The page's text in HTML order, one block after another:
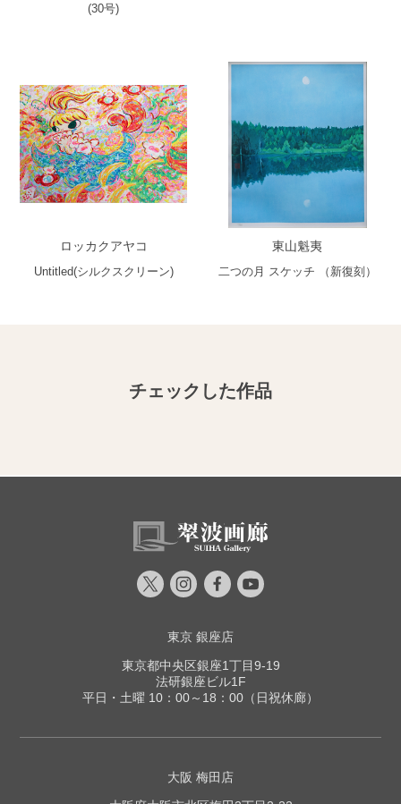
(30号)
ロッカクアヤコ
Untitled(シルクスクリーン)
東山魁夷
二つの月 スケッチ （新復刻）
チェックした作品
東京 銀座店
東京都中央区銀座1丁目9-19
法研銀座ビル1F
平日・土曜 10：00～18：00（日祝休廊）
大阪 梅田店